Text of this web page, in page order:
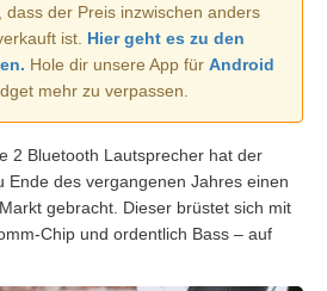
dass der Preis inzwischen anders
ist. Hier geht es zu den
Hole dir unsere App für Android
mehr zu verpassen.
2 Bluetooth Lautsprecher hat der
Ende des vergangenen Jahres einen
gebracht. Dieser brüstet sich mit
Chip und ordentlich Bass – auf